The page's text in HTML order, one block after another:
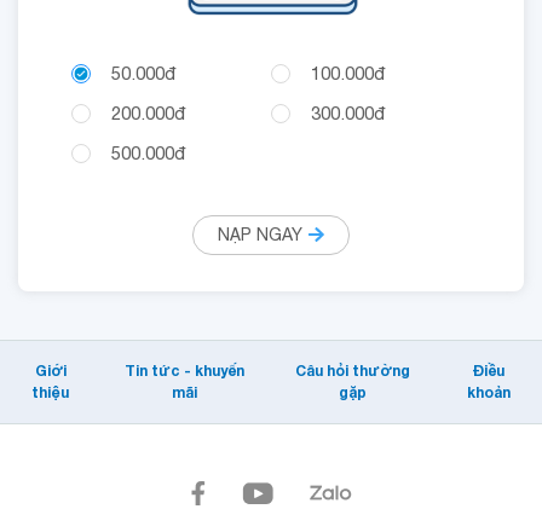
50.000đ
100.000đ
200.000đ
300.000đ
500.000đ
NẠP NGAY
Giới
thiệu
Tin tức - khuyến
mãi
Câu hỏi thường
gặp
Điều
khoản